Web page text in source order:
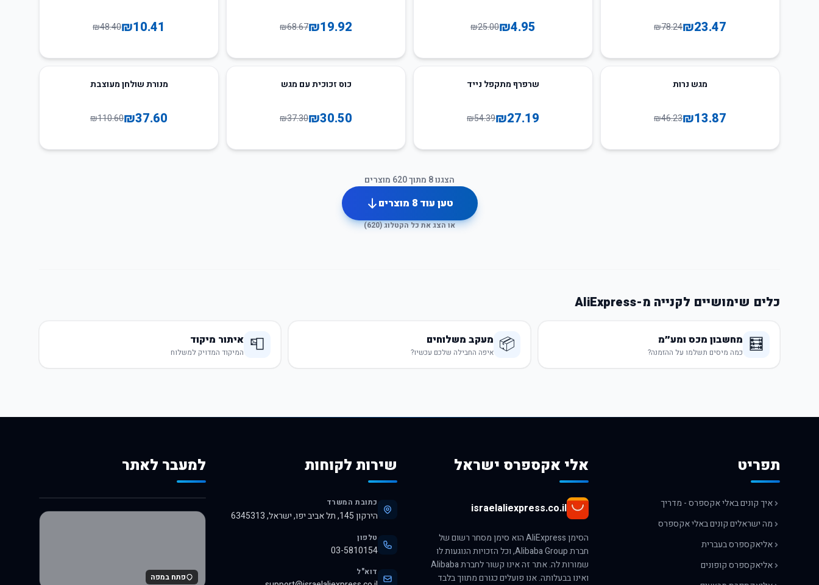
₪23.47
₪78.24
₪4.95
₪25.00
₪19.92
₪68.67
₪10.41
₪48.40
מגש נרות
₪13.87
₪46.23
שרפרף מתקפל נייד
₪27.19
₪54.39
כוס זכוכית עם מגש
₪30.50
₪37.30
מנורת שולחן מעוצבת
₪37.60
₪110.60
הצגנו8 מתוך620 מוצרים
טען עוד8 מוצרים
או הצג את כל הקטלוג (620
)
כלים שימושיים לקנייה מ-AliExpress
🧮 מחשבון מכס ומע״מ
כמה מיסים תשלמו על ההזמנה? 📦 מעקב משלוחים
איפה החבילה שלכם עכשיו? 📮 איתור מיקוד
המיקוד המדויק למשלוח
תפריט
איך קונים באלי אקספרס - מדריך
מה ישראלים קונים באלי אקספרס
אליאקספרס בעברית
אליאקספרס קופונים
אלי אקספרס ישראל
israelaliexpress.co.il
הסימן AliExpress הוא סימן מסחר רשום של
חברת Alibaba Group, וכל הזכויות הנוגעות לו
שמורות לה. אתר זה אינו קשור לחברת Alibaba
ואינו בבעלותה. אנו פועלים כגורם מתווך בלבד
שירות לקוחות
כתובת המשרד
הירקון 145, תל אביב יפו, ישראל, 6345313
טלפון
03-5810154
דוא"ל
למעבר לאתר
לרכישה באלי אקספרס
פתח במפה